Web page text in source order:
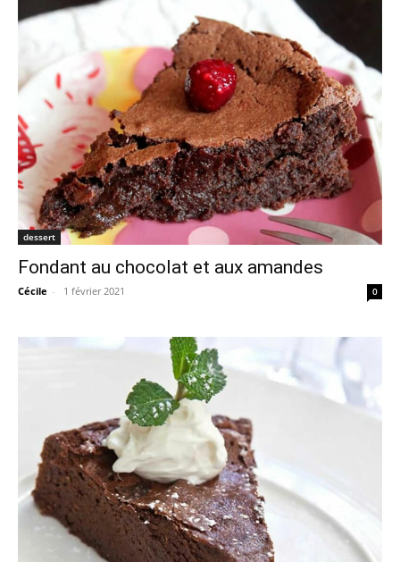
dessert
Fondant au chocolat et aux amandes
Cécile - 1 février 2021 0